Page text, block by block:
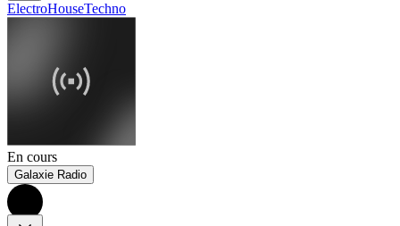
ElectroHouseTechno
En cours
Galaxie Radio